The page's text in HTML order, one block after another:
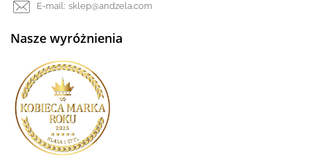
E-mail: sklep@andzela.com
Nasze wyróżnienia